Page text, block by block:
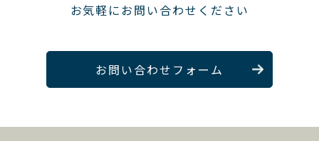
お気軽にお問い合わせください
お問い合わせフォーム